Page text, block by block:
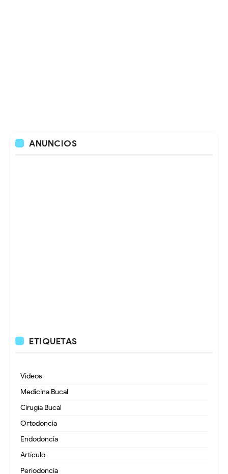
ANUNCIOS
ETIQUETAS
Videos
Medicina Bucal
Cirugía Bucal
Ortodoncia
Endodoncia
Artículo
Periodoncia